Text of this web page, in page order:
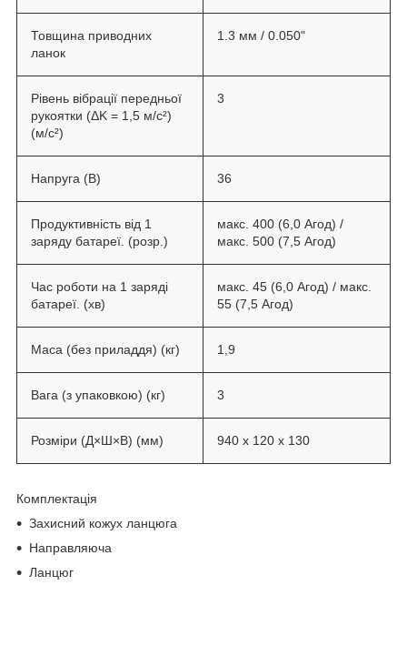
Товщина приводних
ланок
1.3 мм / 0.050"
Рівень вібрації передньої
рукоятки (ΔK = 1,5 м/с²)
(м/с²)
3
Напруга (В) 36
Продуктивність від 1
заряду батареї. (розр.)
макс. 400 (6,0 Aгод) /
макс. 500 (7,5 Агод)
Час роботи на 1 заряді
батареї. (хв)
макс. 45 (6,0 Aгод) / макс.
55 (7,5 Агод)
Маса (без приладдя) (кг) 1,9
Вага (з упаковкою) (кг) 3
Розміри (Д×Ш×В) (мм) 940 x 120 x 130
Комплектація
Захисний кожух ланцюга
Направляюча
Ланцюг